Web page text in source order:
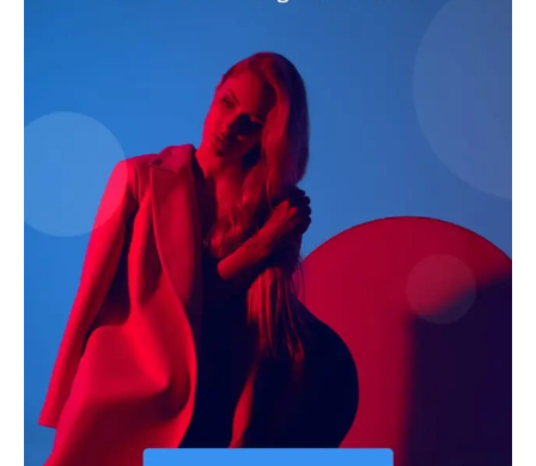
AIN NEWS 1
Contact Us
About Us
Privacy Policy
Terms of Use Agreement
Facebook
X WhatsApp
Share